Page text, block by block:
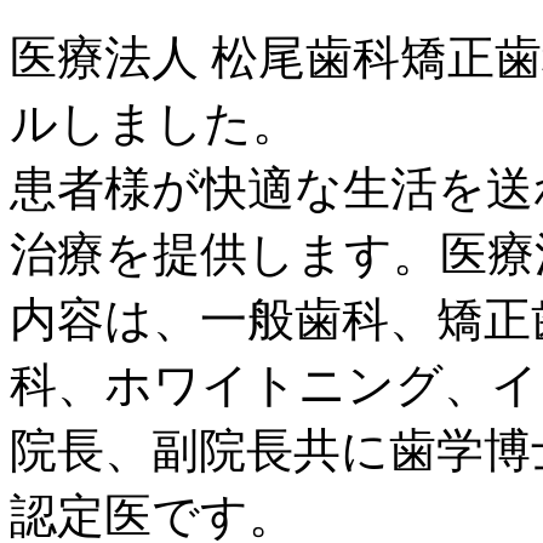
医療法人 松尾歯科矯正
ルしました。
患者様が快適な生活を
治療を提供します。医
内容は、一般歯科、矯
科、ホワイトニング、
院長、副院長共に歯学
認定医です。